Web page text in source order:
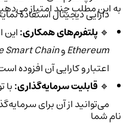
دارایی دیجیتال استفاده
🔹پلتفرم‌های همکاری:این
EthereumوSmart Chain
اعتبار و کارایی آن افزوده است.
🔹قابلیت سرمایه‌گذاری:با
می‌توانید از آن برای
به این مطلب چند امتیاز
نام شما